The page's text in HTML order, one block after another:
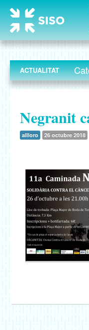
ACTUALITAT
Negranit
allloro 26 octubre 2018